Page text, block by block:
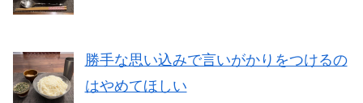
勝手な思い込みで言いがかりをつけるの
はやめてほしい